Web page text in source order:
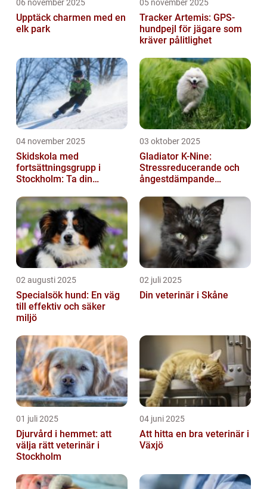
06 november 2025
Upptäck charmen med en
elk park
05 november 2025
Tracker Artemis: GPS-
hundpejl för jägare som
kräver pålitlighet
04 november 2025
Skidskola med
fortsättningsgrupp i
Stockholm: Ta din
03 oktober 2025
Gladiator K-Nine:
Stressreducerande och
ångestdämpande
02 augusti 2025
Specialsök hund: En väg
till effektiv och säker
miljö
02 juli 2025
Din veterinär i Skåne
01 juli 2025
Djurvård i hemmet: att
välja rätt veterinär i
Stockholm
04 juni 2025
Att hitta en bra veterinär i
Växjö